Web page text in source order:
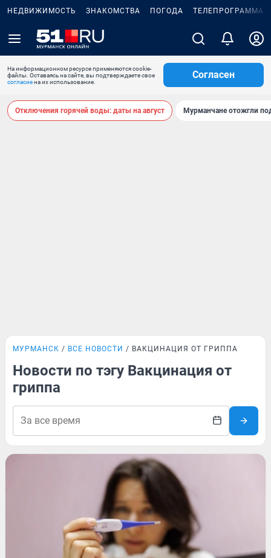
НЕДВИЖИМОСТЬ ЗНАКОМСТВА ПОГОДА ТЕЛЕПРОГРАММА
На информационном ресурсе применяются cookie-
файлы. Оставаясь на сайте, вы подтверждаете свое
согласиена их использование.
Согласен
Отключения горячей воды: даты на август Мурманчане отожгли
МУРМАНСК ВСЕ НОВОСТИ ВАКЦИНАЦИЯ ОТ ГРИППА
Новости по тэгу Вакцинация от
гриппа